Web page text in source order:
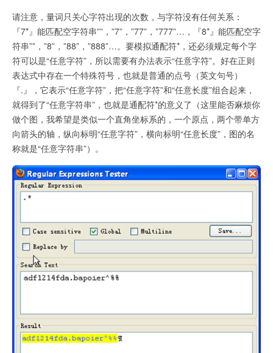
请注意，量词只关心字符出现的次数，与字符没有任何关系：
『7*』能匹配空字符串””，”7”，”77”，”777”…，『8*』能匹配空字
符串””，”8”，”88”，”888”…。要模拟通配符*，还必须规定每个字
符可以是“任意字符”，所以需要有办法表示“任意字符”。好在正则
表达式中存在一个特殊符号，也就是普通的点号（英文句号）
『.』，它表示“任意字符”，把“任意字符”和“任意长度”组合起来，
就得到了“任意字符串”，也就是通配符*的意义了（这里能否麻烦你
做个图，我希望是类似一个直角坐标系的，一个原点，两个带单方
向箭头的轴，纵向标明“任意字符”，横向标明“任意长度”，图的名
称就是“任意字符串”）。